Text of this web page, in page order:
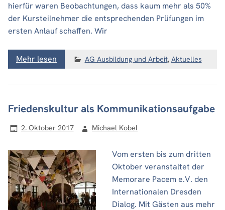
hierfür waren Beobachtungen, dass kaum mehr als 50%
der Kursteilnehmer die entsprechenden Prüfungen im
ersten Anlauf schaffen. Wir
Mehr lesen AG Ausbildung und Arbeit, Aktuelles
Friedenskultur als Kommunikationsaufgabe
2. Oktober 2017 Michael Kobel
Vom ersten bis zum dritten
Oktober veranstaltet der
Memorare Pacem e.V. den
Internationalen Dresden
Dialog. Mit Gästen aus mehr